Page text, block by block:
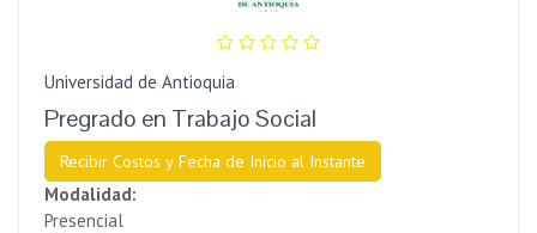
Universidad de Antioquia
Pregrado en Trabajo Social
Recibir Costos y Fecha de Inicio al Instante
Modalidad:
Presencial